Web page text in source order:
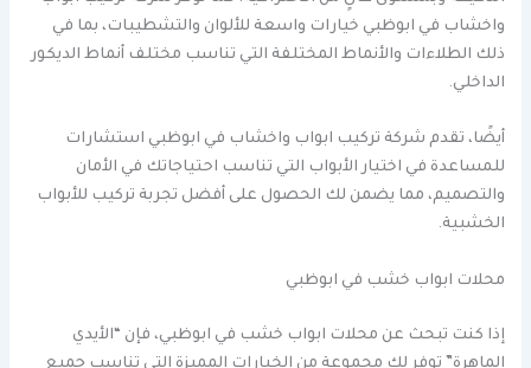
واخشاب في ابوظبي خيارات واسعة للألوان والتشطيبات، بما في
ذلك الطلاءات والأنماط المختلفة التي تناسب مختلف أنماط الديكور
الداخلي.
أيضًا، تقدم شركة تركيب ابواب واخشاب في ابوظبي استشارات
للمساعدة في اختيار الأبواب التي تناسب احتياجاتك في الأمان
والتصميم، مما يضمن لك الحصول على أفضل تجربة تركيب للأبواب
الخشبية.
محلات ابواب خشب في ابوظبي
إذا كنت تبحث عن محلات ابواب خشب في ابوظبي، فإن “الأيدي
الماهرة” توفر لك مجموعة من الخيارات المميزة التي تناسب جميع